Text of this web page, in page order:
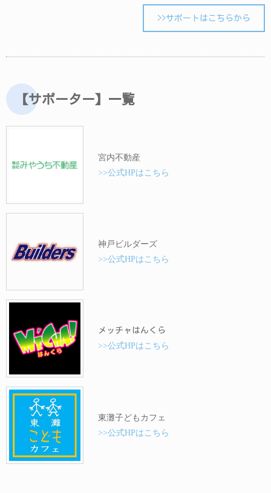
>>サポートはこちらから
【サポーター】一覧
宮内不動産
>>公式HPはこちら
神戸ビルダーズ
>>公式HPはこちら
メッチャはんくら
>>公式HPはこちら
東灘子どもカフェ
>>公式HPはこちら